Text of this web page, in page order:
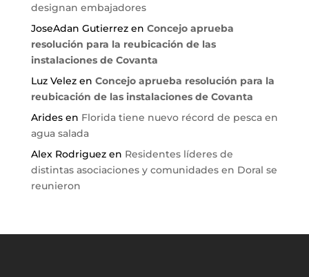
designan embajadores
JoseAdan Gutierrezen Concejo aprueba
resolución para la reubicación de las
instalaciones de Covanta
Luz Velezen Concejo aprueba resolución para la
reubicación de las instalaciones de Covanta
Aridesen Florida tiene nuevo récord de pesca en
agua salada
Alex Rodriguezen Residentes líderes de
distintas asociaciones y comunidades en Doral se
reunieron